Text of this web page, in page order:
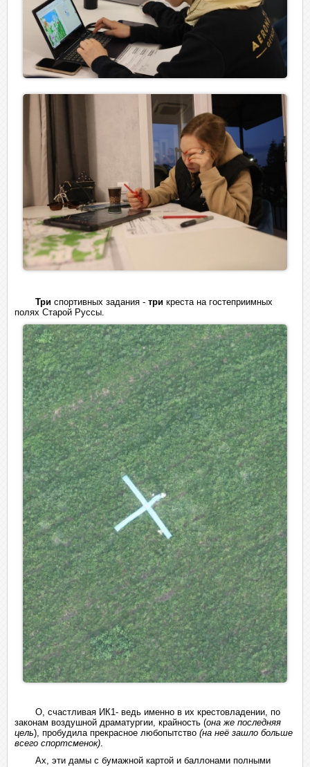
Три спортивных задания - три креста на гостеприимных
полях Старой Руссы.
О, счастливая ИК1- ведь именно в их крестовладении, по
законам воздушной драматургии, крайность (она же последняя
цель), пробудила прекрасное любопытство (на неё зашло больше
всего спортсменок)
Ах, эти дамы с бумажной картой и баллонами полными